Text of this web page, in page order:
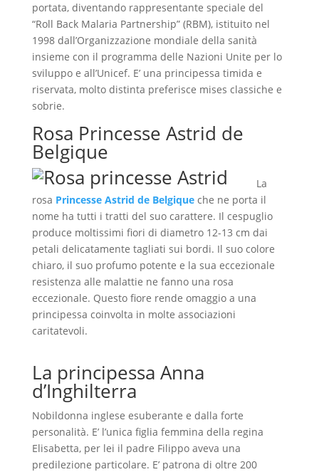
portata, diventando rappresentante speciale del
“Roll Back Malaria Partnership” (RBM), istituito nel
1998 dall’Organizzazione mondiale della sanità
insieme con il programma delle Nazioni Unite per lo
sviluppo e all’Unicef. E’ una principessa timida e
riservata, molto distinta preferisce mises classiche e
sobrie.
Rosa Princesse Astrid de
Belgique
La
rosa Princesse Astrid de Belgiqueche ne porta il
nome ha tutti i tratti del suo carattere. Il cespuglio
produce moltissimi fiori di diametro 12-13 cm dai
petali delicatamente tagliati sui bordi. Il suo colore
chiaro, il suo profumo potente e la sua eccezionale
resistenza alle malattie ne fanno una rosa
eccezionale. Questo fiore rende omaggio a una
principessa coinvolta in molte associazioni
caritatevoli.
La principessa Anna
d’Inghilterra
Nobildonna inglese esuberante e dalla forte
personalità. E’ l’unica figlia femmina della regina
Elisabetta, per lei il padre Filippo aveva una
predilezione particolare. E’ patrona di oltre 200